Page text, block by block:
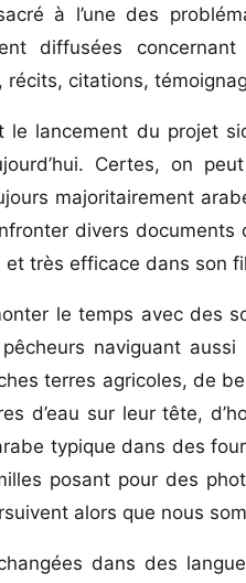
à l’une des
diffusées
citations,
le lancement du projet
Certes, on
majoritairement
divers documents
très efficace dans son
le temps avec des
naviguant
terres agricoles, de
d’eau sur leur tête,
typique dans des
posant pour des
alors que nous
dans des